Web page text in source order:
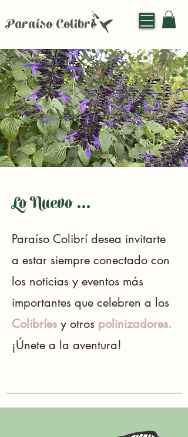
Paraíso Colibrí
Lo Nuevo ...
Paraíso Colibrí desea invitarte
a estar siempre conectado con
los noticias y eventos más
importantes que celebren a los
Colibríes y otros polinizadores.
¡Únete a la aventura!